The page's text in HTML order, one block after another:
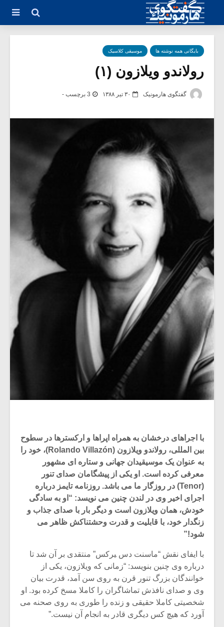
بایگانی همه نوشته ها موسیقی کلاسیک
رولاندو ویلازون (۱)
گفتگوی هارمونیک ۳۰ تیر ۱۳۸۸ 3 برچسب -
با اجراهای درخشان به همراه اپراها و ارکسترها در سطوح
بین المللی، رولاندو ویلازون (Rolando Villazón)، خود را
به عنوان یک موسیقیدان جهانی و ستاره ای مشهور
معرفی کرده است. او یکی از پیشگامان صدای تنور
(Tenor) در روزگار ما می باشد. روزنامه تایمز درباره
اجرای اخیر وی در لندن چنین می نویسد: “او به سادگی
خودش، همان ویلازون است و دیگر بار با صدای جذاب و
زنگدار خود، با قابلیت و قدرت وحشتناکش ظاهر می
شود!”
با ایفای نقش “ماسنت دس ‍یرکس” منتقدی بر آن شد تا
درباره وی چنین بنویسد: “زمانی که ویلازون، یکی از
خوانندگان بزرگ تنور قرن به روی سن آمد، قدرت بیان
وی و صدای نافذش تماشاگران را کاملا مسخ کرده بود. او
شخصیتی کاملا حقیقی و زنده را طوری به روی صحنه می
آورد که هیچ کس دیگری قادر به انجام آن نیست.”
میکلوش روژا موریس ژار